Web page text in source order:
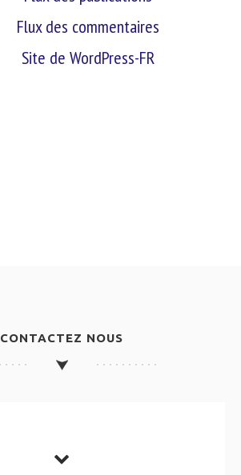
Flux des commentaires
Site de WordPress-FR
CONTACTEZ NOUS